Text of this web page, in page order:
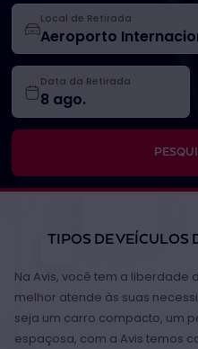
Local de Retirada
Data da Retirada
TIPOS DE VEÍCULOS
Na Avis, você tem a liberdade
melhor atende às suas
seja um carro compacto, um
espaçosa, com a Avis temos